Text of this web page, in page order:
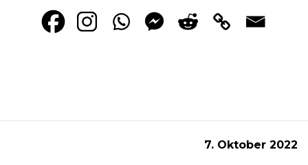
7. Oktober 2022